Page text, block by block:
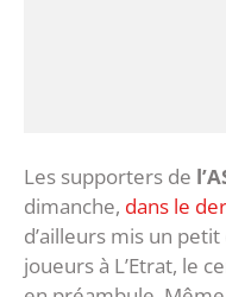
Les supporters de
dimanche, dans le
d’ailleurs mis un
joueurs à L’Etrat, le